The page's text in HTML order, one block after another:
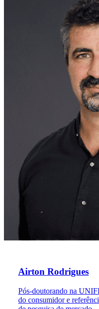
Airton Rodrigues
Pós-doutorando na
do consumidor e